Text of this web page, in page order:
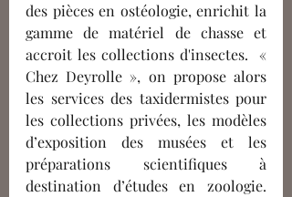
des pièces en ostéologie, enrichit la
gamme de matériel de chasse et
accroit les collections d'insectes.  «
Chez Deyrolle », on propose alors
les services des taxidermistes pour
les collections privées, les modèles
d’exposition des musées et les
préparations scientifiques à
destination d’études en zoologie.